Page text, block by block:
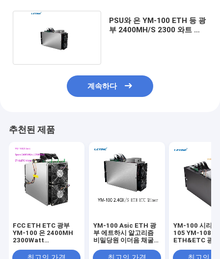
PSU와 은 YM-100 ETH 등 광
부 2400MH/S 2300 와트 저
계속하다
추천된 제품
FCC ETH ETC 광부
YM-100 은 2400MH
2300Watt
YM-100 Asic ETH 광
부 에트하시 알고리즘
비밀당원 이더음 채굴기
2400MH 2200M
YM-100 시리
105 YM-108 검
ETH&ETC 광부